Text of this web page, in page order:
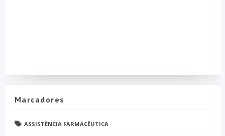
Marcadores
ASSISTÊNCIA FARMACÊUTICA